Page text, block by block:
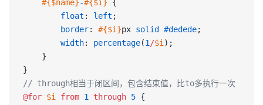
    #{$name}
-#{$i} {
        float
: left ;
        border
: #{$i}px solid #dedede;
        width
: percentage(1 /$i );
    }
}
// through相当于闭区间，包含结束值，比to多执行一次
@for $i from 1 through 5 {